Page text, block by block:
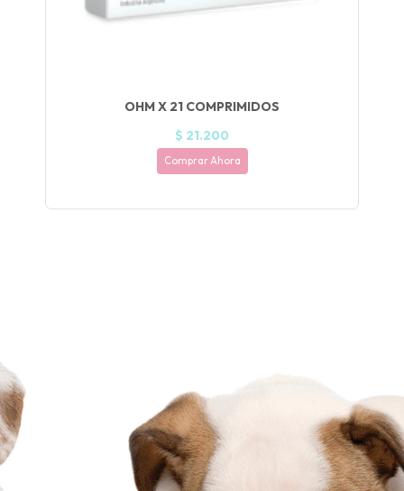
OHM X 21 COMPRIMIDOS
$ 21.200
Comprar Ahora